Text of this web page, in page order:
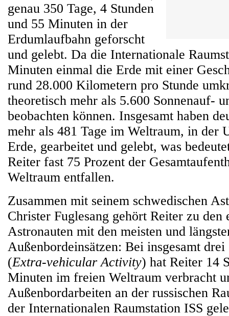
genau 350 Tage, 4 Stunden
und 55 Minuten in der
Erdumlaufbahn geforscht
und gelebt. Da die Internationale
Minuten einmal die Erde mit einer
rund 28.000 Kilometern pro Stunde
theoretisch mehr als 5.600 Sonnenauf-
beobachten können. Insgesamt haben
mehr als 481 Tage im Weltraum, in der
Erde, gearbeitet und gelebt, was
Reiter fast 75 Prozent der
Weltraum entfallen.
Zusammen mit seinem schwedischen
Christer Fuglesang gehört Reiter zu den
Astronauten mit den meisten und
Außenbordeinsätzen: Bei insgesamt
(Extra-vehicular Activity) hat Reiter 14
Minuten im freien Weltraum verbracht
Außenbordarbeiten an der russischen
der Internationalen Raumstation ISS